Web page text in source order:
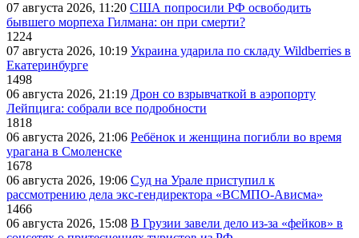
07 августа 2026, 11:20 США попросили РФ освободить
бывшего морпеха Гилмана: он при смерти?
1224
07 августа 2026, 10:19 Украина ударила по складу Wildberries в
Екатеринбурге
1498
06 августа 2026, 21:19 Дрон со взрывчаткой в аэропорту
Лейпцига: собрали все подробности
1818
06 августа 2026, 21:06 Ребёнок и женщина погибли во время
урагана в Смоленске
1678
06 августа 2026, 19:06 Суд на Урале приступил к
рассмотрению дела экс-гендиректора «ВСМПО-Ависма»
1466
06 августа 2026, 15:08 В Грузии завели дело из-за «фейков» в